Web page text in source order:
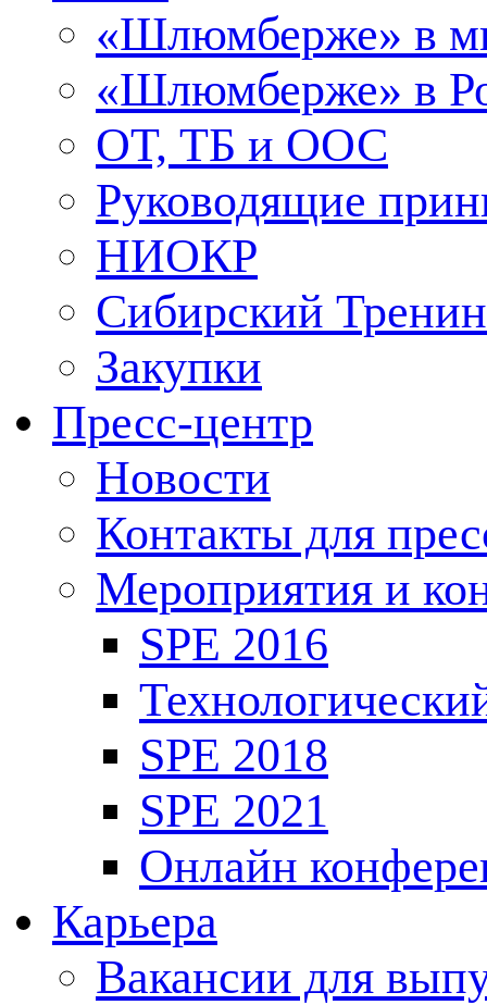
«Шлюмберже» в
«Шлюмберже» в
ОТ, ТБ и ООС
Руководящие
НИОКР
Сибирский
Закупки
Пресс-центр
Новости
Контакты для
Мероприятия и
SPE 2016
SPE 2018
SPE 2021
Онлайн
Карьера
Вакансии для